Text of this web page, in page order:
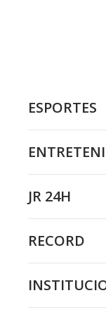
ESPORTES
JR 24H
RECORD